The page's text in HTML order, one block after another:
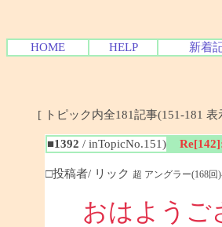
HOME HELP 新着
[ トピック内全181記事(151-181
■1392 / inTopicNo.151)
□投稿者/ リック 超 アングラー(168回
おはよう